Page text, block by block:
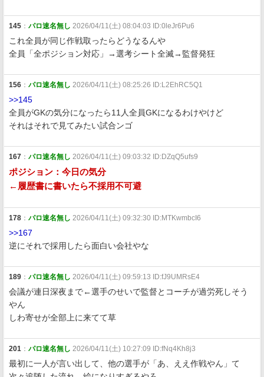
145 ： パロ速名無し 2026/04/11(土) 08:04:03 ID:0leJr6Pu6
これ全員が同じ作戦取ったらどうなるんや
全員「全ポジション対応」→選考シート全滅→監督発狂
156 ： パロ速名無し 2026/04/11(土) 08:25:26 ID:L2EhRC5Q1
>>145
全員がGKの気分になったら11人全員GKになるわけやけど
それはそれで見てみたい試合ンゴ
167 ： パロ速名無し 2026/04/11(土) 09:03:32 ID:DZqQ5ufs9
ポジション：今日の気分
←履歴書に書いたら不採用不可避
178 ： パロ速名無し 2026/04/11(土) 09:32:30 ID:MTKwmbcI6
>>167
逆にそれで採用したら面白い会社やな
189 ： パロ速名無し 2026/04/11(土) 09:59:13 ID:fJ9UMRsE4
会議が連日深夜まで←選手のせいで監督とコーチが過労死しそう
やん
しわ寄せが全部上に来てて草
201 ： パロ速名無し 2026/04/11(土) 10:27:09 ID:fNq4Kh8j3
最初に一人が言い出して、他の選手が「あ、ええ作戦やん」て